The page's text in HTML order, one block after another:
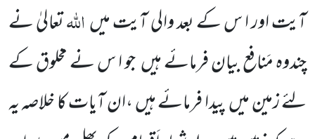
آیت اور ا س کے بعد والی آیت میںاللہتعالیٰ نے
چندوہ مَنافع بیان فرمائے ہیںجو ا س نے مخلوق کے
لئے زمین میںپیدا فرمائے ہیں ،ان آیات کا خلاصہ یہ